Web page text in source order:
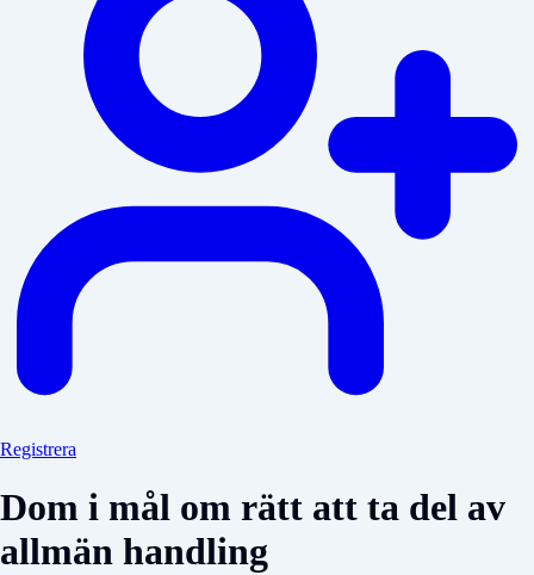
Registrera
Dom i mål om rätt att ta del av
allmän handling